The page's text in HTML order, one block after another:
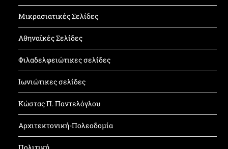
Μικρασιατικές Σελίδες
Αθηναϊκές Σελίδες
Φιλαδελφειώτικες σελίδες
Ιωνιώτικες σελίδες
Κώστας Π. Παντελόγλου
Αρχιτεκτονική-Πολεοδομία